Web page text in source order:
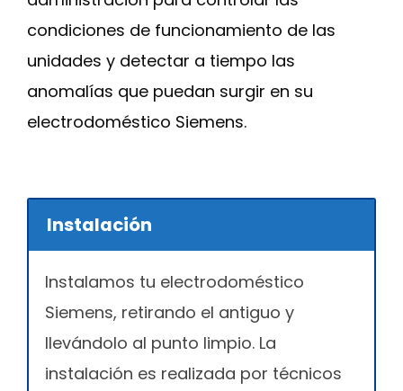
condiciones de funcionamiento de las
unidades y detectar a tiempo las
anomalías que puedan surgir en su
electrodoméstico Siemens.
Instalación
Instalamos tu electrodoméstico
Siemens, retirando el antiguo y
llevándolo al punto limpio. La
instalación es realizada por técnicos